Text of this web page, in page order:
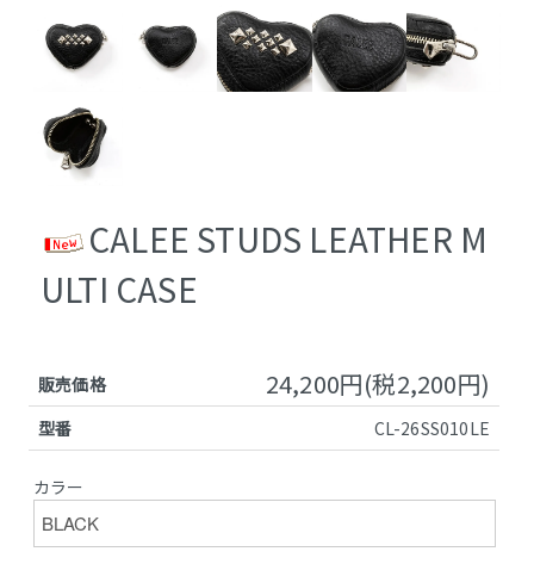
CALEE STUDS LEATHER M
ULTI CASE
販売価格 24,200円(税2,200円)
型番 CL-26SS010LE
カラー